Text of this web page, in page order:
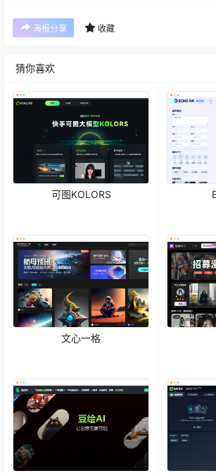
海报分享 收藏
猜你喜欢
可图KOLORS
文心一格